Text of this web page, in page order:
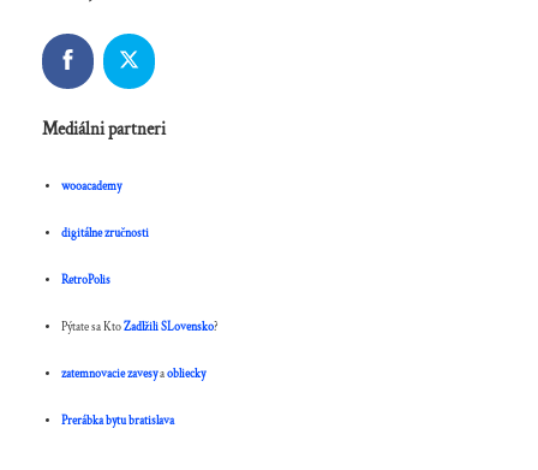
Mediálni partneri
wooacademy
digitálne zručnosti
RetroPolis
Pýtate sa KtoZadlžili SLovensko?
zatemnovacie zavesyaobliecky
Prerábka bytu bratislava